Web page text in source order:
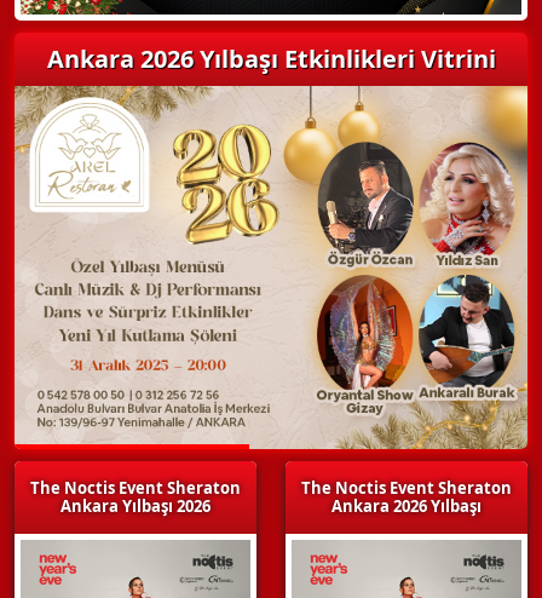
Ankara 2026 Yılbaşı Etkinlikleri Vitrini
The Noctis Event Sheraton
Ankara Yılbaşı 2026
The Noctis Event Sheraton
Ankara 2026 Yılbaşı